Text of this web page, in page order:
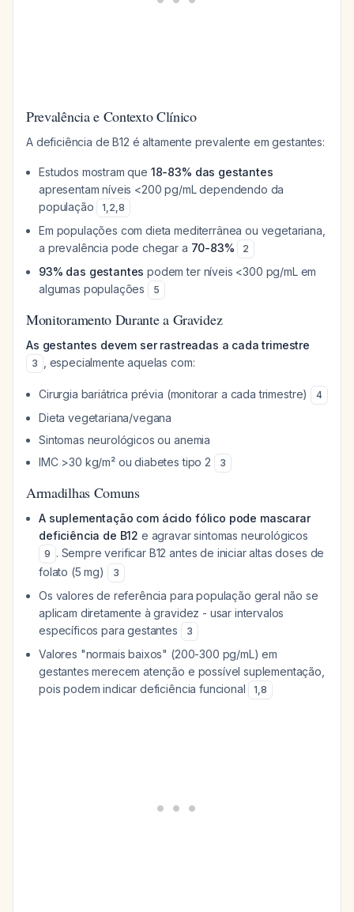
Prevalência e Contexto Clínico
A deficiência de B12 é altamente prevalente em gestantes:
Estudos mostram que 18-83% das gestantes
apresentam níveis <200 pg/mL dependendo da
população
1,2,8
Em populações com dieta mediterrânea ou vegetariana,
a prevalência pode chegar a 70-83% 2
93% das gestantes podem ter níveis <300 pg/mL em
algumas populações
5
Monitoramento Durante a Gravidez
As gestantes devem ser rastreadas a cada trimestre
3 , especialmente aquelas com:
Cirurgia bariátrica prévia (monitorar a cada trimestre) 4
Dieta vegetariana/vegana
Sintomas neurológicos ou anemia
IMC >30 kg/m² ou diabetes tipo 2
3
Armadilhas Comuns
A suplementação com ácido fólico pode mascarar
deficiência de B12 e agravar sintomas neurológicos
9 . Sempre verificar B12 antes de iniciar altas doses de
folato (5 mg)
3
Os valores de referência para população geral não se
aplicam diretamente à gravidez - usar intervalos
específicos para gestantes
3
Valores "normais baixos" (200-300 pg/mL) em
gestantes merecem atenção e possível suplementação,
pois podem indicar deficiência funcional
1,8